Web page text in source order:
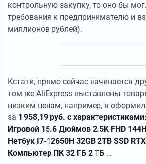
контрольную закупку, то оно бы
требования к предпринимателю и
миллионов рублей).
Кстати, прямо сейчас начинается
том же AliExpress выставлены
низким ценам, например, я оформил
за 1 958,19 руб. с
Игровой 15.6 Дюймов 2.5K FHD
Нетбук I7-12650H 32GB 2TB SSD
Компьютер ПК 32 ГБ 2 ТБ …